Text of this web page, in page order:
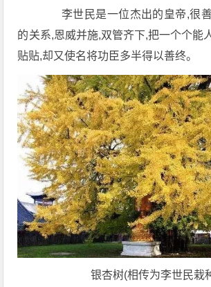
李世民是一位杰出的皇帝,很善
的关系,恩威并施,双管齐下,把一个个能
贴贴,却又使名将功臣多半得以善终。
银杏树(相传为李世民栽